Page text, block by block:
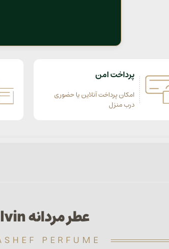
پرداخت امن
امکان پرداخت آنلاین یا حضوری
درب منزل
عطر مردانه Hallvin
PERFUME